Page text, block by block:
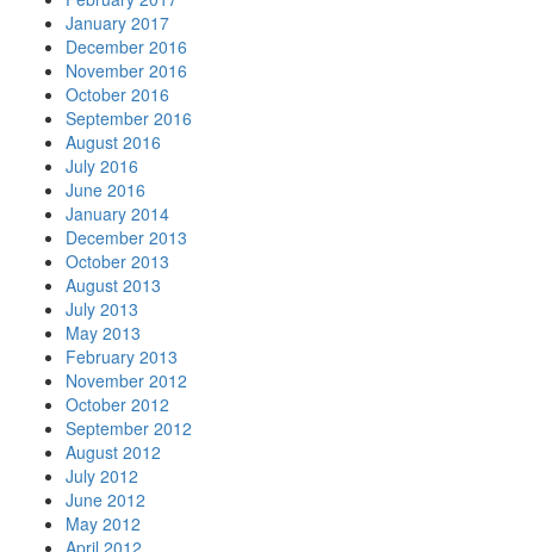
January 2017
December 2016
November 2016
October 2016
September 2016
August 2016
July 2016
June 2016
January 2014
December 2013
October 2013
August 2013
July 2013
May 2013
February 2013
November 2012
October 2012
September 2012
August 2012
July 2012
June 2012
May 2012
April 2012